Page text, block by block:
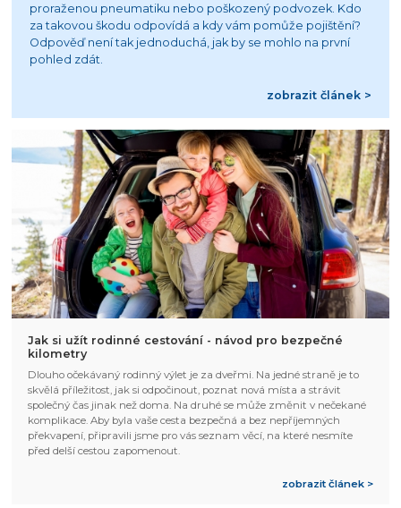
proraženou pneumatiku nebo poškozený podvozek. Kdo
za takovou škodu odpovídá a kdy vám pomůže pojištění?
Odpověď není tak jednoduchá, jak by se mohlo na první
pohled zdát.
zobrazit článek >
Jak si užít rodinné cestování - návod pro bezpečné
kilometry
Dlouho očekávaný rodinný výlet je za dveřmi. Na jedné straně je to
skvělá příležitost, jak si odpočinout, poznat nová místa a strávit
společný čas jinak než doma. Na druhé se může změnit v nečekané
komplikace. Aby byla vaše cesta bezpečná a bez nepříjemných
překvapení, připravili jsme pro vás seznam věcí, na které nesmíte
před delší cestou zapomenout.
zobrazit článek >